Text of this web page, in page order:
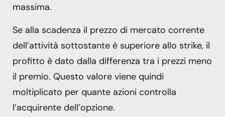
massima.
Se alla scadenza il prezzo di mercato corrente
dell’attività sottostante è superiore allo strike, il
profitto è dato dalla differenza tra i prezzi meno
il premio. Questo valore viene quindi
moltiplicato per quante azioni controlla
l’acquirente dell’opzione.